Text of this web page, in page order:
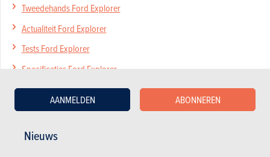
Nieuws
AANMELDEN ABONNEREN
Tweedehands Ford Explorer
Actualiteit Ford Explorer
Tests Ford Explorer
Specificaties Ford Explorer
Nieuws